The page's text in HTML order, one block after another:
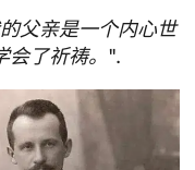
父亲是一个内心世
了祈祷。 ".